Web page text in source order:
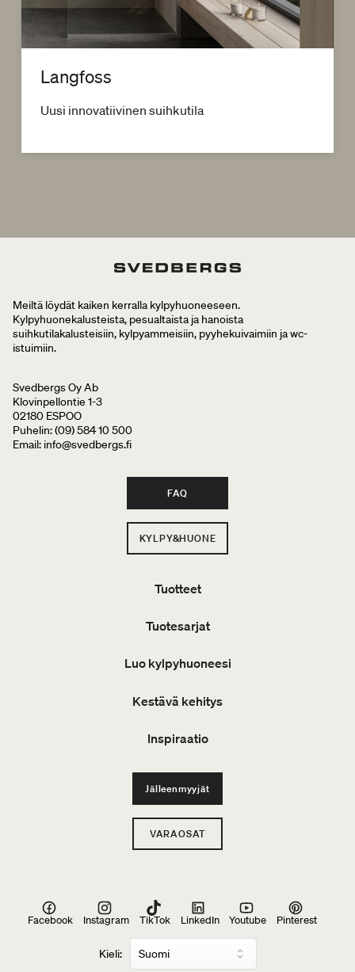
Langfoss
Uusi innovatiivinen suihkutila
Meiltä löydät kaiken kerralla kylpyhuoneeseen.
Kylpyhuonekalusteista, pesualtaista ja hanoista
suihkutilakalusteisiin, kylpyammeisiin, pyyhekuivaimiin ja wc-
istuimiin.
Svedbergs Oy Ab
Klovinpellontie 1-3
02180 ESPOO
Puhelin: (09) 584 10 500
Email: info@svedbergs.fi
FAQ
KYLPY&HUONE
Tuotteet
Tuotesarjat
Luo kylpyhuoneesi
Kestävä kehitys
Inspiraatio
Jälleenmyyjät
VARAOSAT
Kieli:
Facebook Instagram TikTok LinkedIn Youtube Pinterest